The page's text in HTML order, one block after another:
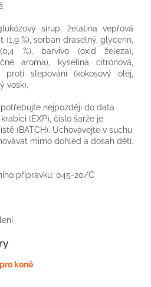
sirup, želatina vepřová
(1,9 %), sorban draselný, glycerin,
%), barvivo (oxid železa),
aroma), kyselina citrónová,
slepování (kokosový olej,
vosk).
nejpozději do data
(EXP), číslo šarže je
(BATCH). Uchovávejte v suchu
mimo dohled a dosah dětí.
přípravku: 045-20/C
koně